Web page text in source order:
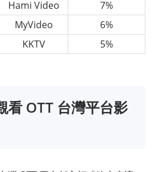
Hami Video
7%
MyVideo
6%
KKTV 5%
看 OTT 台灣平台影